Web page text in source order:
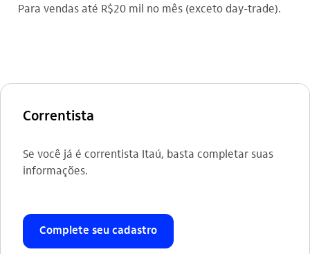
Para vendas até R$20 mil no mês (exceto day-trade).
Correntista
Se você já é correntista Itaú, basta completar suas
informações.
Complete seu cadastro